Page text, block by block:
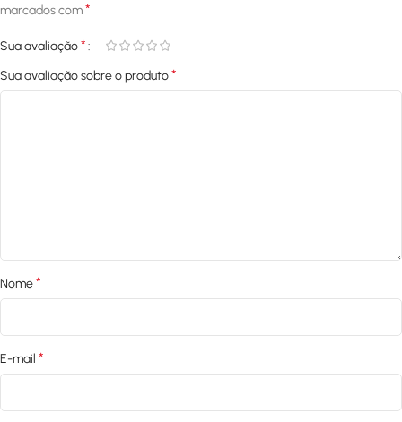
marcados com*
Sua avaliação*
Sua avaliação sobre o produto*
Nome*
E-mail *